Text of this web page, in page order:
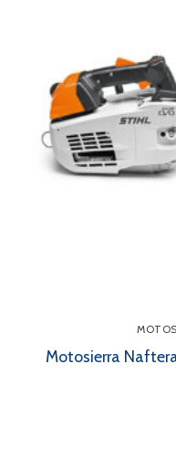
Motosierra